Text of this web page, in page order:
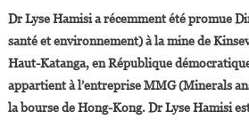
Dr Lyse Hamisi a récemment été promue
santé et environnement) à la mine de
Haut-Katanga, en République
appartient à l’entreprise MMG (Minerals
la bourse de Hong-Kong. Dr Lyse Hamisi